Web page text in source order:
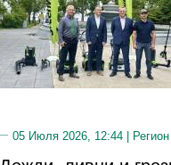
05 Июля 2026, 12:44 |